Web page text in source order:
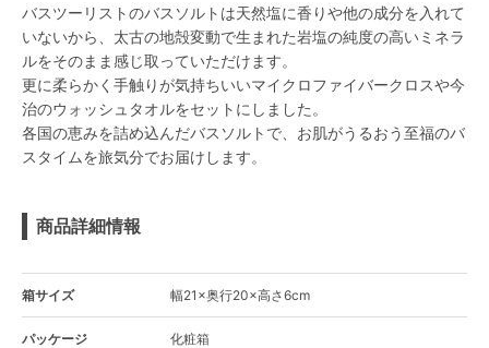
バスツーリストのバスソルトは天然塩に香りや他の成分を入れて
いないから、太古の地殻変動で生まれた岩塩の純度の高いミネラ
ルをそのまま感じ取っていただけます。
更に柔らかく手触りが気持ちいいマイクロファイバークロスや今
治のウォッシュタオルをセットにしました。
各国の恵みを詰め込んだバスソルトで、お肌がうるおう至福のバ
スタイムを旅気分でお届けします。
商品詳細情報
箱サイズ 幅21×奥行20×高さ6cm
パッケージ 化粧箱